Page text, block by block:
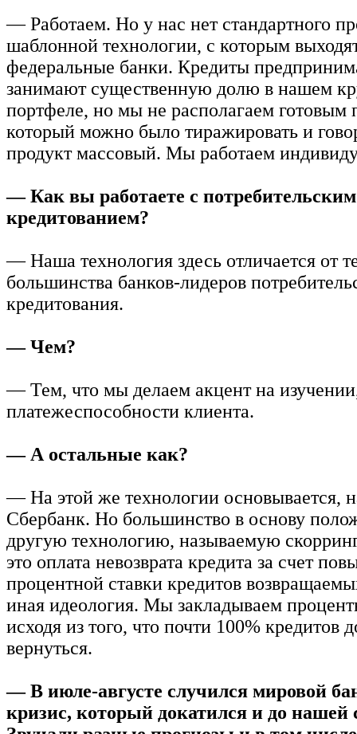
— Работаем. Но у нас нет стандартного
шаблонной технологии, с которым
федеральные банки. Кредиты
занимают существенную долю в нашем
портфеле, но мы не располагаем готовым
который можно было тиражировать и
продукт массовый. Мы работаем
— Как вы работаете с потребительским
кредитованием?
— Наша технология здесь отличается от
большинства банков-лидеров
кредитования.
— Чем?
— Тем, что мы делаем акцент на
платежеспособности клиента.
— А остальные как?
— На этой же технологии основывается,
Сбербанк. Но большинство в основу
другую технологию, называемую
это оплата невозврата кредита за счет
процентной ставки кредитов
иная идеология. Мы закладываем
исходя из того, что почти 100% кредитов
вернуться.
— В июле-августе случился мировой
кризис, который докатился и до нашей